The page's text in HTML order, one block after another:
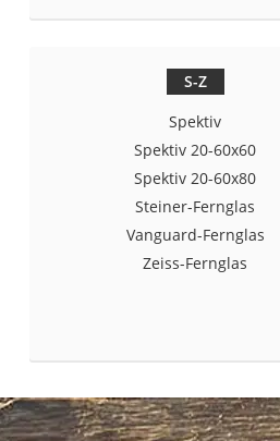
S-Z
Spektiv
Spektiv 20-60x60
Spektiv 20-60x80
Steiner-Fernglas
Vanguard-Fernglas
Zeiss-Fernglas